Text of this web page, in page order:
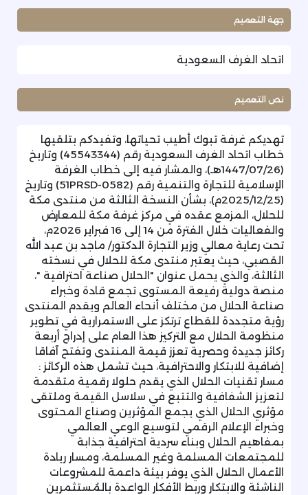
جهة التعميم
اتحاد الغرف السعودية
نص التعميم
تهديكم غرفة تبوك أطيب تحياتها، وتفيدكم بتلقيها
خطاب اتحاد الغرف السعودية رقم (45543344) وتاريخ
(1447/07/26هـ)، والمشار فيه إلى خطاب الغرفة
الإسلامية للتجارة والتنمية رقم (51PRSD-0582) وتاريخ
(2025/12/25م)، بشأن النسخة الثالثة من منتدى مكة
للحلال، المزمع عقده في مركز غرفة مكة للمعارض
والفعاليات خلال الفترة من 14 إلى 16 فبراير 2026م،
تحت رعاية معالي وزير التجارة الدكتور/ ماجد بن عبد الله
القصبي، حيث يعتبر منتدى مكة للحلال في نسخته
الثالثة، والذي يحمل عنوان "الحلال صناعة احترافية "،
منصة دولية رفيعة المستوى تجمع قادة وخبراء
صناعة الحلال من مختلف أنحاء العالم ويقدم المنتدى
رؤية متجددة للقطاع ترتكز على الاستمرارية في تطوير
منظومة الحلال مع التركيز هذا العام على إدراج أربعة
ركائز جديدة وحصرية تعزز قيمة المنتدى وتفتح آفاقا
إضافية للابتكار والاحترافية، حيث تشمل هذه الركائز :
مسار تقنيات الحلال الذي يقدم حلولا رقمية متقدمة
لتعزيز الشفافية والتتبع في سلاسل القيمة وملتقى
مؤثري الحلال الذي يجمع المؤثرين وصناع المحتوى
وخبراء الإعلام الرقمي لتوسيع الوعي العالمي
بمفاهيم الحلال وبناء سردية احترافية جذابة
للمجتمعات المسلمة وغير المسلمة، ومسار ريادة
الأعمال الحلال الذي يوفر بيئة داعمة للمشروعات
الناشئة والابتكار وربط الأفكار الواعدة بالمُستثمرين